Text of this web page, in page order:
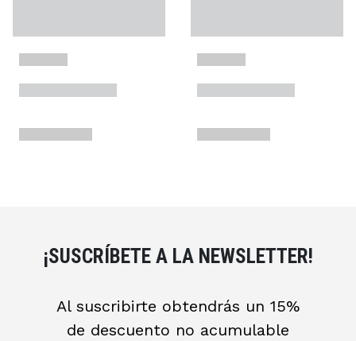
¡SUSCRÍBETE A LA NEWSLETTER!
Al suscribirte obtendrás un 15%
de descuento no acumulable